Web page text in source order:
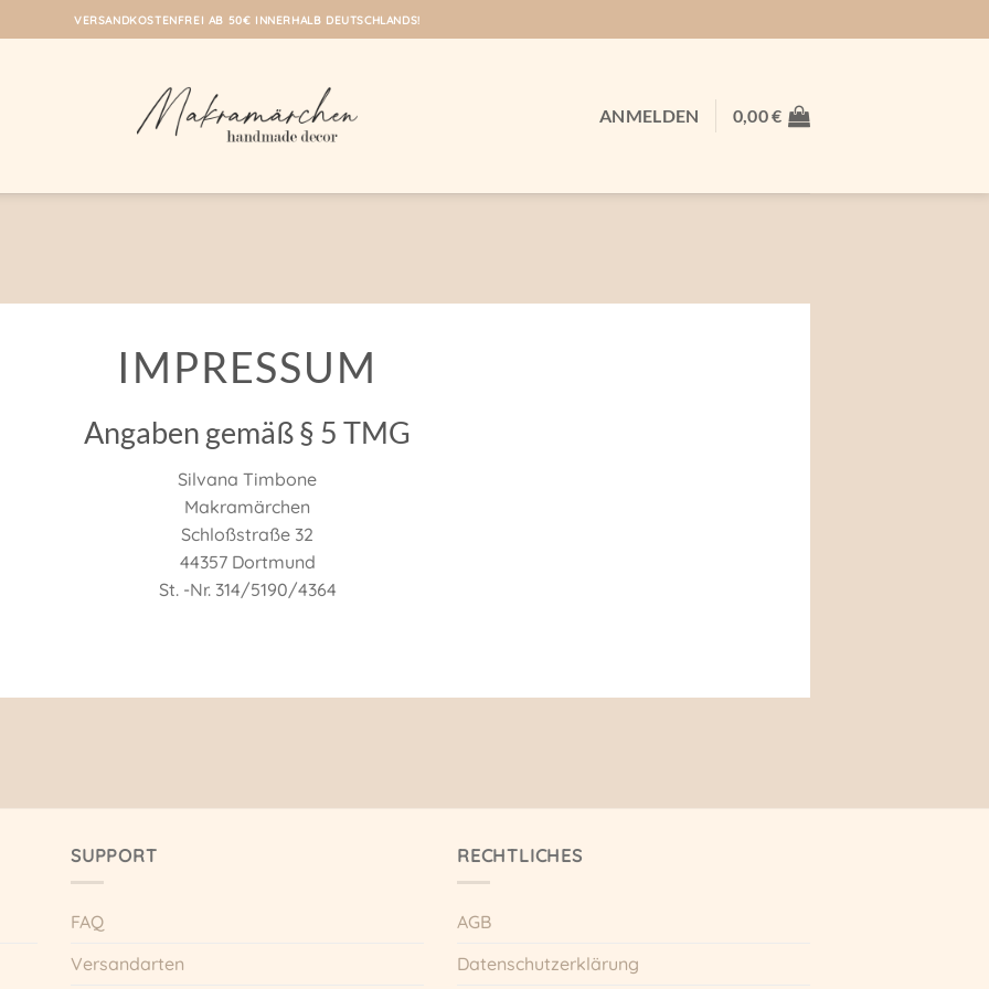
VERSANDKOSTENFREI AB 50€ INNERHALB DEUTSCHLANDS!
ANMELDEN 0,00€
IMPRESSUM
Angaben gemäß § 5 TMG
Silvana Timbone
Makramärchen
Schloßstraße 32
44357 Dortmund
St. -Nr. 314/5190/4364
SUPPORT
FAQ
Versandarten
RECHTLICHES
AGB
Datenschutzerklärung